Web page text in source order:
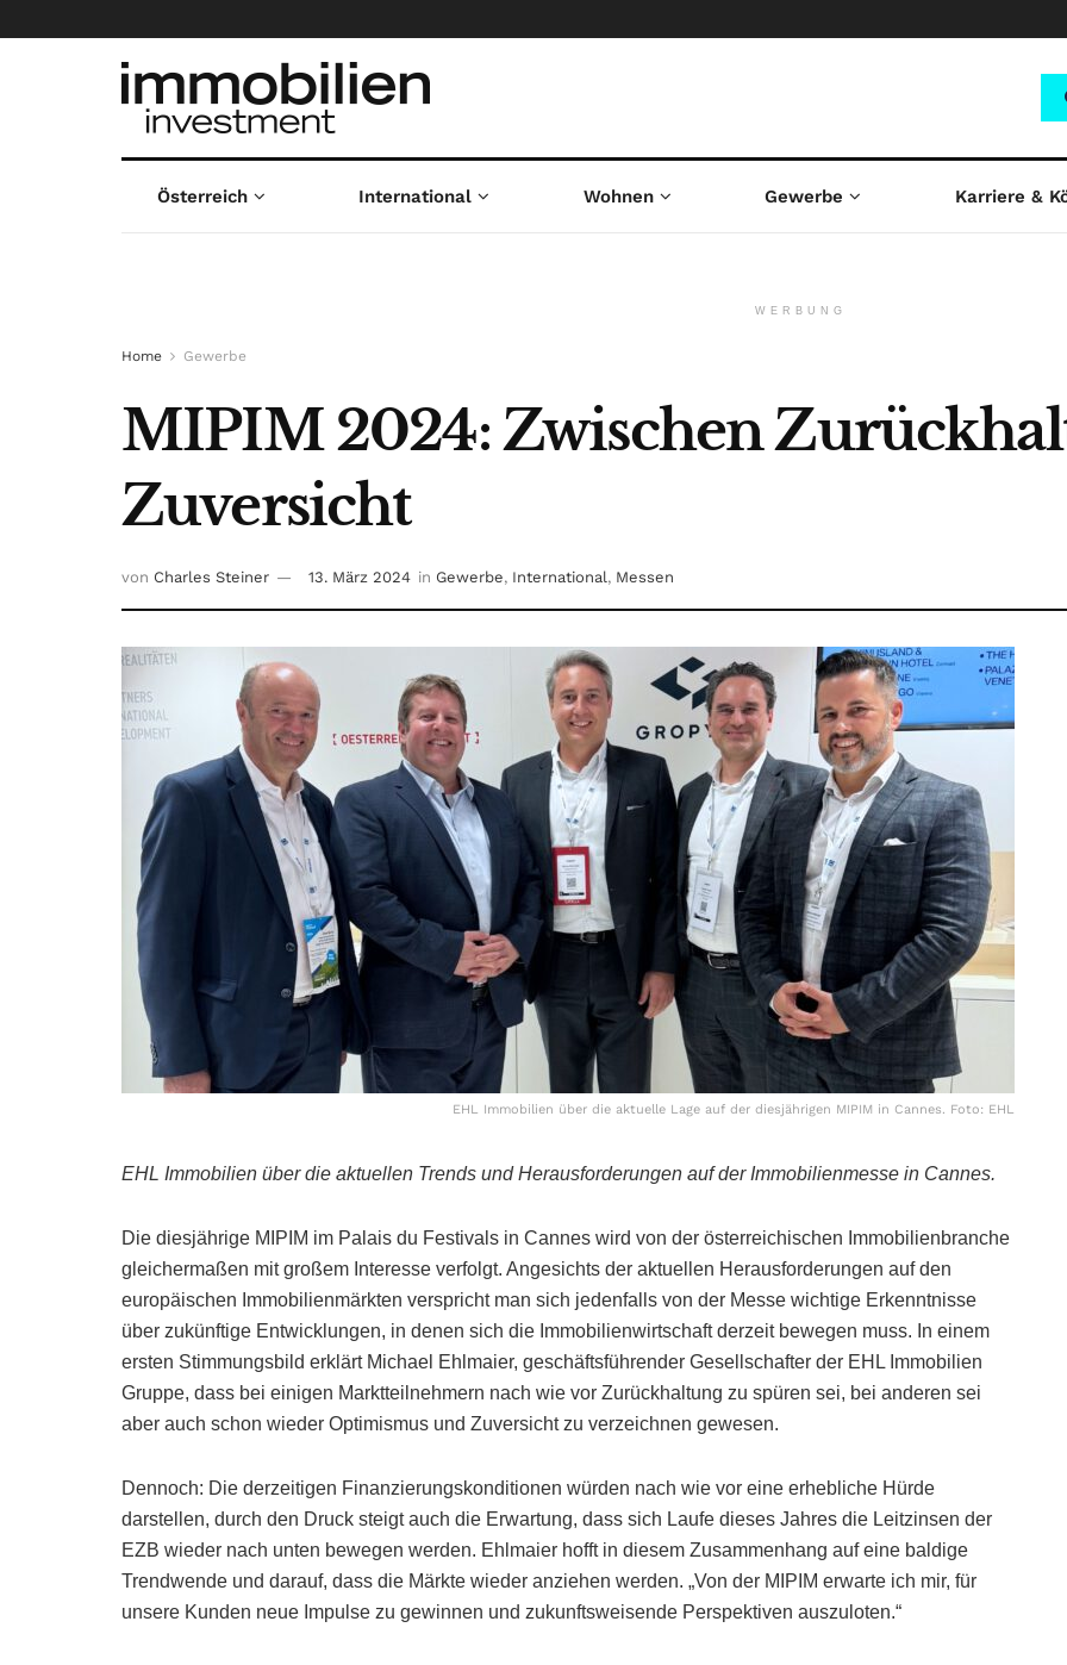
Österreich International Wohnen Gewerbe Karriere &
WERBUNG
Home Gewerbe
MIPIM 2024: Zwischen
Zuversicht
von Charles Steiner 13. März 2024 in Gewerbe, International, Messen
EHL Immobilien über die aktuelle Lage auf der diesjährigen MIPIM in Cannes. Foto: EHL
EHL Immobilien über die aktuellen Trends und Herausforderungen auf der Immobilienmesse in Cannes.
Die diesjährige MIPIM im Palais du Festivals in Cannes wird von der österreichischen Immobilienbranche
gleichermaßen mit großem Interesse verfolgt. Angesichts der aktuellen Herausforderungen auf den
europäischen Immobilienmärkten verspricht man sich jedenfalls von der Messe wichtige Erkenntnisse
über zukünftige Entwicklungen, in denen sich die Immobilienwirtschaft derzeit bewegen muss. In einem
ersten Stimmungsbild erklärt Michael Ehlmaier, geschäftsführender Gesellschafter der EHL Immobilien
Gruppe, dass bei einigen Marktteilnehmern nach wie vor Zurückhaltung zu spüren sei, bei anderen sei
aber auch schon wieder Optimismus und Zuversicht zu verzeichnen gewesen.
Dennoch: Die derzeitigen Finanzierungskonditionen würden nach wie vor eine erhebliche Hürde
darstellen, durch den Druck steigt auch die Erwartung, dass sich Laufe dieses Jahres die Leitzinsen der
EZB wieder nach unten bewegen werden. Ehlmaier hofft in diesem Zusammenhang auf eine baldige
Trendwende und darauf, dass die Märkte wieder anziehen werden. „Von der MIPIM erwarte ich mir, für
unsere Kunden neue Impulse zu gewinnen und zukunftsweisende Perspektiven auszuloten.“